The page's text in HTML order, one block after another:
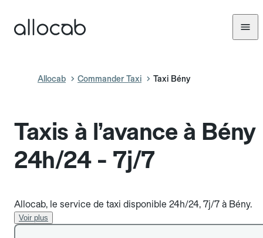
Allocab Commander Taxi Taxi Bény
Taxis à l’avance à Bény
24h/24 - 7j/7
Allocab, le service de taxi disponible 24h/24, 7j/7 à Bény.
Voir plus